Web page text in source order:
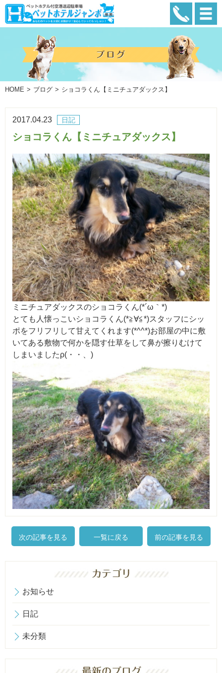
HOME ブログ ショコラくん【ミニチュアダックス】
日記
2017.04.23
ショコラくん【ミニチュアダックス】
ミニチュアダックスのショコラくん(*´ω｀*)
とても人懐っこいショコラくん(*≧∀≦*)スタッフにシッ
ポをフリフリして甘えてくれます(*^^*)お部屋の中に敷
いてある敷物で何かを隠す仕草をして鼻が擦りむけて
しまいましたρ(・・、)
次の記事を見る 一覧に戻る 前の記事を見る
お知らせ
日記
未分類